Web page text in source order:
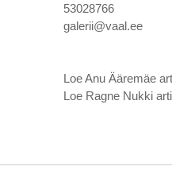
53028766
galerii@vaal.ee
Loe Anu Ääremäe
Loe Ragne Nukki